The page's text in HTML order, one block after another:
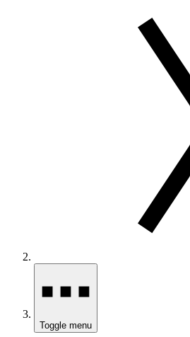
Toggle menu